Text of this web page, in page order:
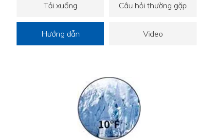
Tải xuống Câu hỏi thường gặp
Hướng dẫn Video